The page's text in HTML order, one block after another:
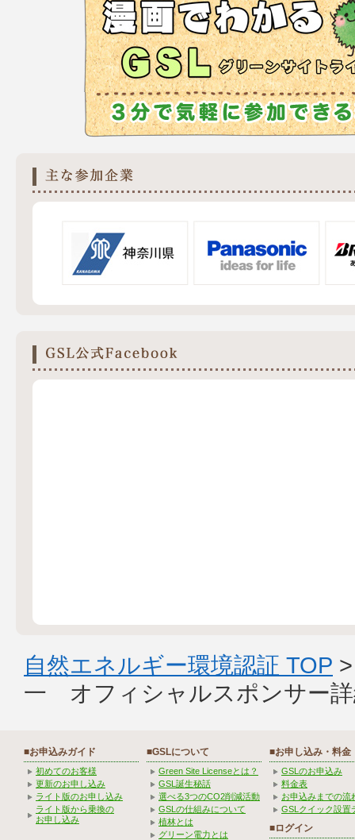
自然エネルギー環境認証 TOP
一 オフィシャルスポンサー
■お申込みガイド
初めてのお客様
更新のお申し込み
ライト版のお申し込み
ライト版から乗換の
お申し込み
■GSLについて
Green Site Licenseとは？
GSL誕生秘話
選べる3つのCO2削減活動
GSLの仕組みについて
植林とは
グリーン電力とは
■お申し込み・料金
GSLのお申込み
料金表
お申込みまでの流
GSLクイック設置
■ログイン